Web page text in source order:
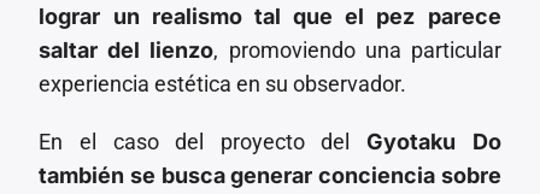
lograr un realismo tal que el pez parece
saltar del lienzo, promoviendo una particular
experiencia estética en su observador.
En el caso del proyecto del Gyotaku Do
también se busca generar conciencia sobre